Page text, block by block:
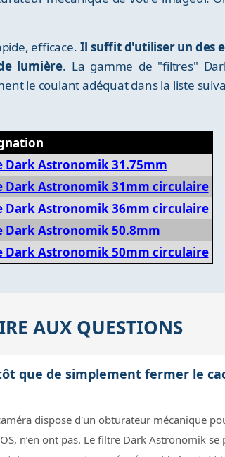
efficace. Il suffit d'utiliser un des
lumière. La gamme de "filtres"
le coulant adéquat dans la liste
Dark Astronomik 31.75mm
Dark Astronomik 31mm circulaire
Dark Astronomik 36mm circulaire
Dark Astronomik 50.8mm
Dark Astronomik 50mm circulaire
AUX QUESTIONS
que de simplement fermer le
dispose d'un obturateur mécanique
n’en ont pas. Le filtre Dark Astronomik